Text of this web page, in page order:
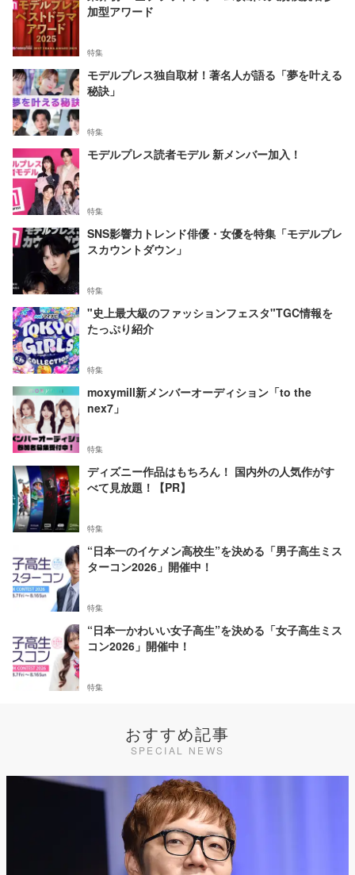
加型アワード
特集
モデルプレス独自取材！著名人が語る「夢を叶える
秘訣」
特集
モデルプレス読者モデル 新メンバー加入！
特集
SNS影響力トレンド俳優・女優を特集「モデルプレ
スカウントダウン」
特集
"史上最大級のファッションフェスタ"TGC情報を
たっぷり紹介
特集
moxymill新メンバーオーディション「to the
nex7」
特集
ディズニー作品はもちろん！ 国内外の人気作がす
べて見放題！【PR】
特集
“日本一のイケメン高校生”を決める「男子高生ミス
ターコン2026」開催中！
特集
“日本一かわいい女子高生”を決める「女子高生ミス
コン2026」開催中！
特集
おすすめ記事
SPECIAL NEWS